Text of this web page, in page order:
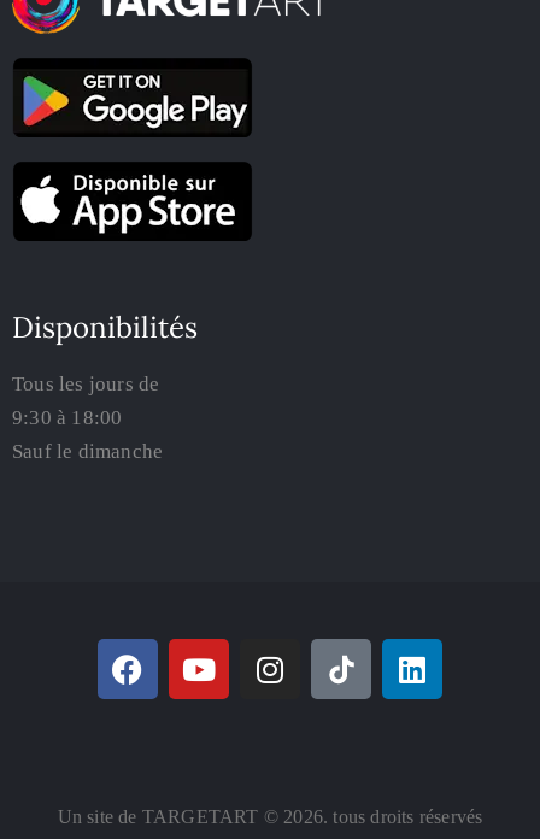
Disponibilités
Tous les jours de
9:30 à 18:00
Sauf le dimanche
Un site de TARGETART © 2026. tous droits réservés